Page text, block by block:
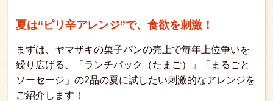
夏は“ピリ辛アレンジ”で、食欲を刺激！
まずは、ヤマザキの菓子パンの売上で毎年上位争いを
繰り広げる、「ランチパック（たまご）」「まるごと
ソーセージ」の2品の夏に試したい刺激的なアレンジを
ご紹介します！